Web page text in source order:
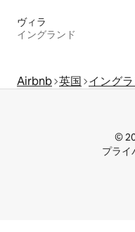
ヴィラ
イングランド
Airbnb 英国 イング
©
プライ